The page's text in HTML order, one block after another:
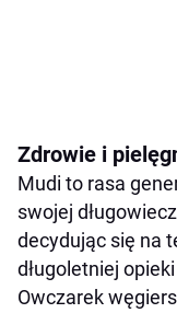
Zdrowie i
Mudi to rasa
swojej
decydując się na
długoletniej
Owczarek